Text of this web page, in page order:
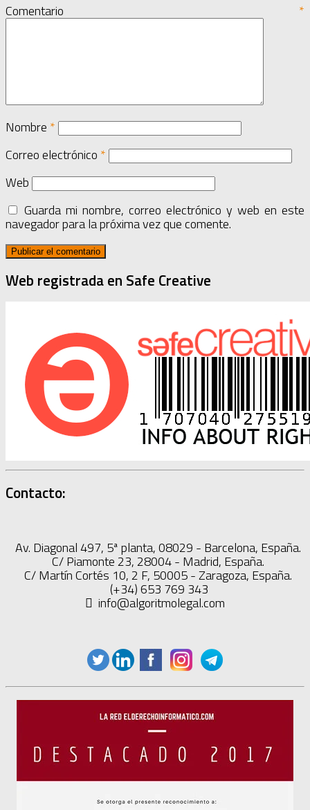
Comentario *
Nombre *
Correo electrónico *
Web
Guarda mi nombre, correo electrónico y web en este
navegador para la próxima vez que comente.
Web registrada en Safe Creative
Contacto:
Av. Diagonal 497, 5ª planta, 08029 - Barcelona, España.
C/ Piamonte 23, 28004 - Madrid, España.
C/ Martín Cortés 10, 2 F, 50005 - Zaragoza, España.
(+34) 653 769 343
info@algoritmolegal.com